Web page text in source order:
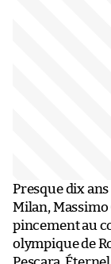
Presque dix ans
Milan, Massimo
pincement au
olympique de